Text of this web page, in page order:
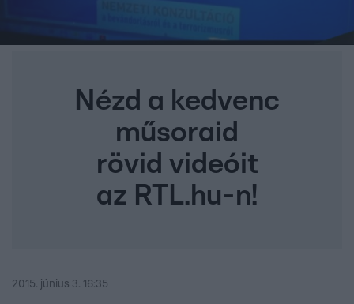
Nézd a kedvenc
műsoraid
rövid videóit
az RTL.hu-n!
2015. június 3. 16:35